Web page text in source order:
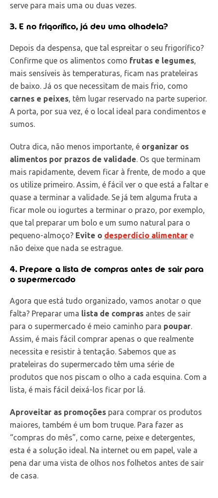
serve para mais uma ou duas vezes.
3. E no frigorífico, já deu uma olhadela?
Depois da despensa, que tal espreitar o seu frigorífico?
Confirme que os alimentos como frutas e legumes
mais sensíveis às temperaturas, ficam nas prateleiras
de baixo. Já os que necessitam de mais frio, como
carnes e peixes , têm lugar reservado na parte superior.
A porta, por sua vez, é o local ideal para condimentos e
sumos.
Outra dica, não menos importante, é organizar os
alimentos por prazos de validade . Os que terminam
mais rapidamente, devem ficar à frente, de modo a que
os utilize primeiro. Assim, é fácil ver o que está a faltar e
quase a terminar a validade. Se já tem alguma fruta a
ficar mole ou iogurtes a terminar o prazo, por exemplo,
que tal preparar um bolo e um sumo natural para o
pequeno-almoço? Evite o desperdício alimentar e
não deixe que nada se estrague.
4. Prepare a lista de compras antes de sair para
o supermercado
Agora que está tudo organizado, vamos anotar o que
falta? Preparar uma lista de compras antes de sair
para o supermercado é meio caminho para poupar
Assim, é mais fácil comprar apenas o que realmente
necessita e resistir à tentação. Sabemos que as
prateleiras do supermercado têm uma série de
produtos que nos piscam o olho a cada esquina. Com a
lista, é mais fácil deixá-los ficar por lá.
Aproveitar as promoções para comprar os produtos
maiores, também é um bom truque. Para fazer as
“compras do mês”, como carne, peixe e detergentes,
esta é a solução ideal. Na internet ou em papel, vale a
pena dar uma vista de olhos nos folhetos antes de sair
de casa.